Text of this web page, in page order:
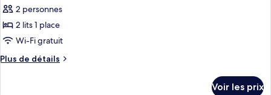
grand
lit
(Plaza)
pour
ce
type
chambre :
2 personnes
2 lits 1 place
Wi-Fi gratuit
Plus de détails
Plus
Voir les prix